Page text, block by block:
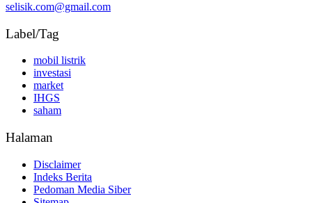
selisik.com@gmail.com
Label/Tag
mobil listrik
investasi
market
IHGS
saham
Halaman
Disclaimer
Indeks Berita
Pedoman Media Siber